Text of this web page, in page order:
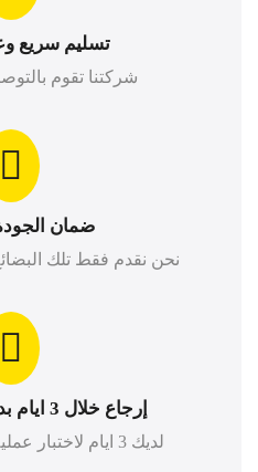
تسليم سريع
شركتنا تقوم
ضمان
نحن نقدم فقط تلك
إرجاع خلال 3 ايام بدون فتح الكارتون
لديك 3 ايام لاختبار عملية الشراء الخاصة بك